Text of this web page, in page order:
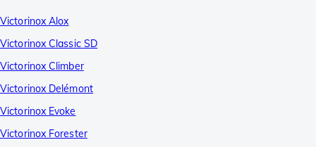
Victorinox Alox
Victorinox Classic SD
Victorinox Climber
Victorinox Delémont
Victorinox Evoke
Victorinox Forester